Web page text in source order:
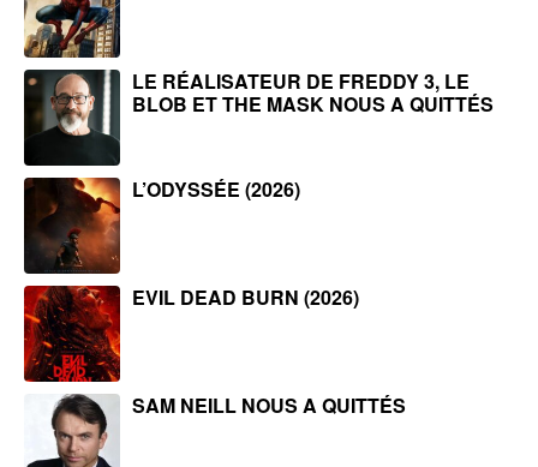
LE RÉALISATEUR DE FREDDY 3, LE
BLOB ET THE MASK NOUS A QUITTÉS
L’ODYSSÉE (2026)
EVIL DEAD BURN (2026)
SAM NEILL NOUS A QUITTÉS